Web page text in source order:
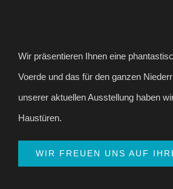
Wir präsentieren Ihnen eine
Voerde und das für den ganzen
unserer aktuellen Ausstellung haben
Haustüren.
WIR FREUEN UNS AUF